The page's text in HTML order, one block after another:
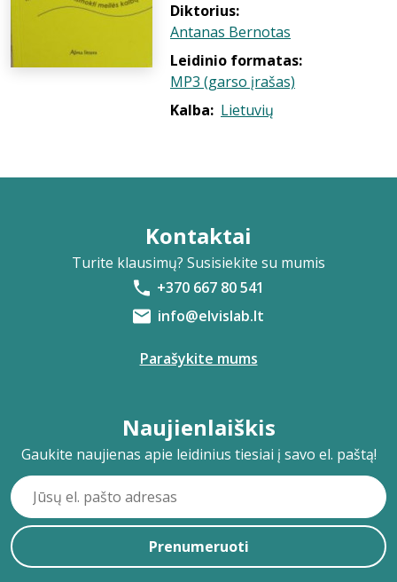
Diktorius:
Antanas Bernotas
Leidinio formatas:
MP3 (garso įrašas)
Kalba: Lietuvių
Kontaktai
Turite klausimų? Susisiekite su mumis
+370 667 80 541
info@elvislab.lt
Parašykite mums
Naujienlaiškis
Gaukite naujienas apie leidinius tiesiai į savo el. paštą!
Prenumeruoti